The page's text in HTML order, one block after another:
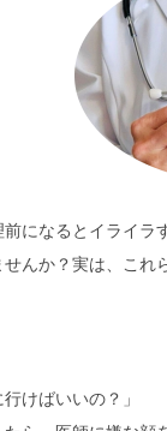
になるとイライラ
んか？実は、こ
けばいいの？」